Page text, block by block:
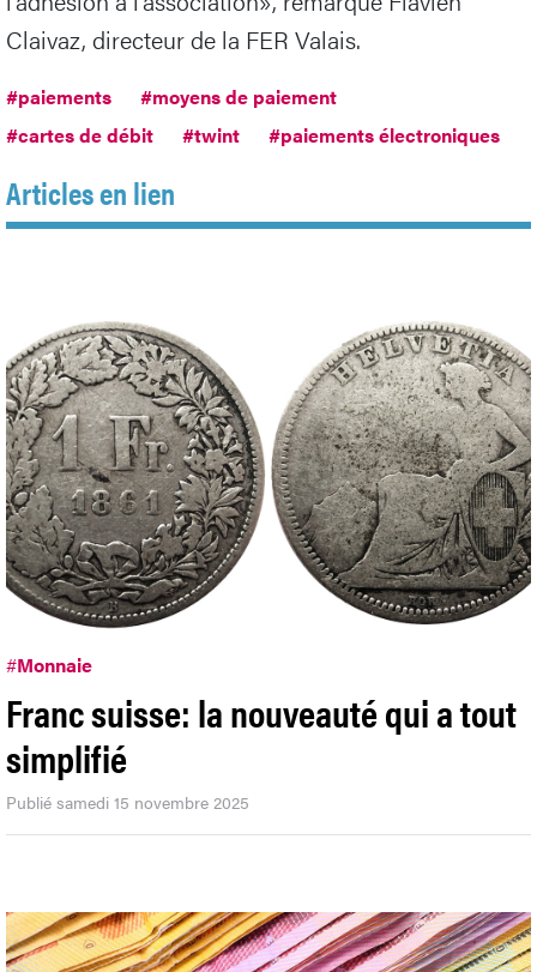
Claivaz, directeur de la FER Valais.
#paiements
#moyens de paiement
#cartes de débit
#twint #paiements électroniques
Articles en lien
#Monnaie
Franc suisse: la nouveauté qui a tout
simplifié
Publié samedi 15 novembre 2025